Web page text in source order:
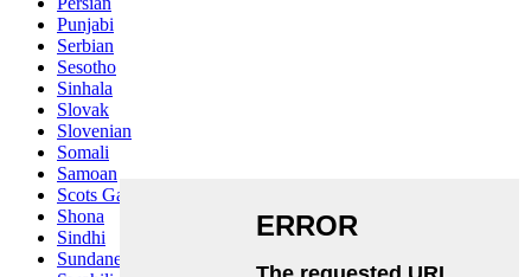
Punjabi
Serbian
Sesotho
Sinhala
Slovak
Slovenian
Somali
Samoan
Scots Gaelic
Shona
Sindhi
Sundanese